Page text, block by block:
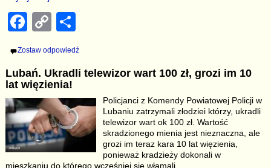
F
a
e
b
o
o
k
C
p
y
Li
n
k
h
e
Zostaw odpowiedź
Lubań. Ukradli telewizor wart 100 zł, grozi im 10
lat więzienia!
Policjanci z Komendy Powiatowej Policji w
Lubaniu zatrzymali złodziei którzy, ukradli
telewizor wart ok 100 zł. Wartość
skradzionego mienia jest nieznaczna, ale
grozi im teraz kara 10 lat więzienia,
ponieważ kradzieży dokonali w
mieszkaniu do którego wcześniej się włamali.